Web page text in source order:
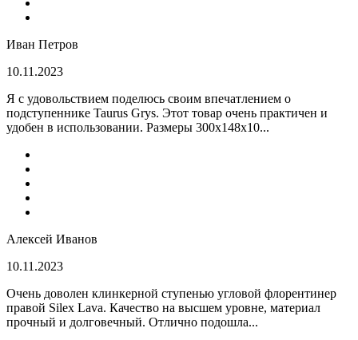
Иван Петров
10.11.2023
Я с удовольствием поделюсь своим впечатлением о
подступеннике Taurus Grys. Этот товар очень практичен и
удобен в использовании. Размеры 300х148х10...
Алексей Иванов
10.11.2023
Очень доволен клинкерной ступенью угловой флорентинер
правой Silex Lava. Качество на высшем уровне, материал
прочный и долговечный. Отлично подошла...